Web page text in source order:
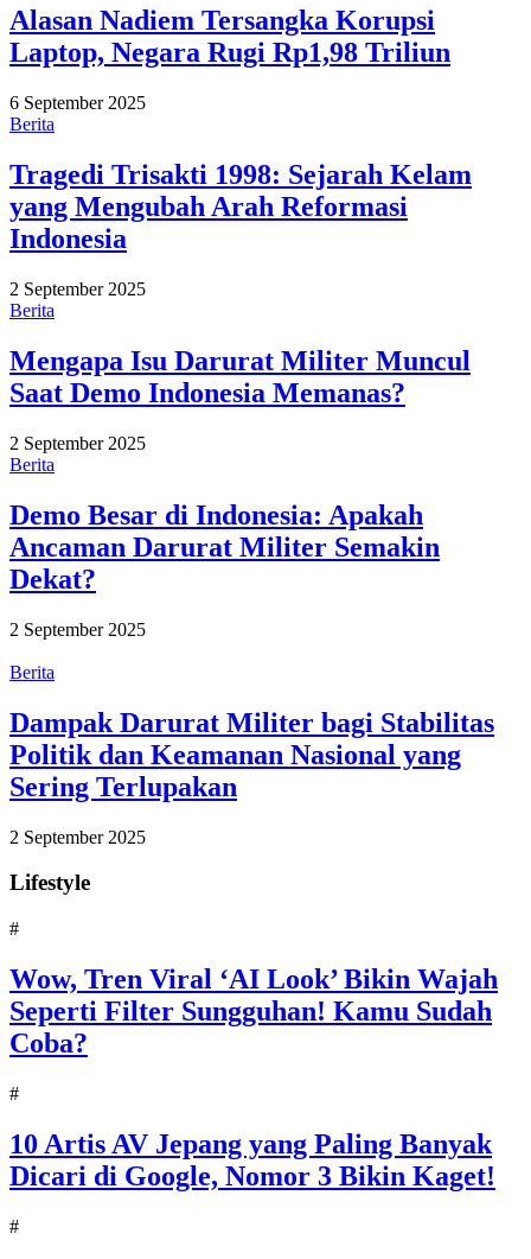
Alasan Nadiem Tersangka Korupsi
Laptop, Negara Rugi Rp1,98 Triliun
6 September 2025
Berita
Tragedi Trisakti 1998: Sejarah Kelam
yang Mengubah Arah Reformasi
Indonesia
2 September 2025
Berita
Mengapa Isu Darurat Militer Muncul
Saat Demo Indonesia Memanas?
2 September 2025
Berita
Demo Besar di Indonesia: Apakah
Ancaman Darurat Militer Semakin
Dekat?
2 September 2025
Berita
Dampak Darurat Militer bagi Stabilitas
Politik dan Keamanan Nasional yang
Sering Terlupakan
2 September 2025
Lifestyle
#
Wow, Tren Viral ‘AI Look’ Bikin Wajah
Seperti Filter Sungguhan! Kamu Sudah
Coba?
#
10 Artis AV Jepang yang Paling Banyak
Dicari di Google, Nomor 3 Bikin Kaget!
#